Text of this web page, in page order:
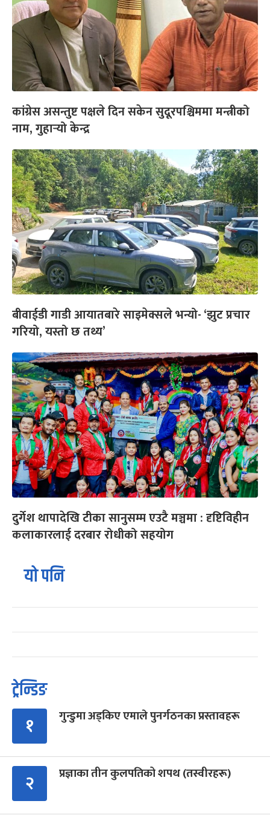
कांग्रेस असन्तुष्ट पक्षले दिन सकेन सुदूरपश्चिममा मन्त्रीको
नाम, गुहार्‍यो केन्द्र
बीवाईडी गाडी आयातबारे साइमेक्सले भन्यो- ‘झुट प्रचार
गरियो, यस्तो छ तथ्य’
दुर्गेश थापादेखि टीका सानुसम्म एउटै मञ्चमा : दृष्टिविहीन
कलाकारलाई दरबार रोधीको सहयोग
यो पनि
ट्रेन्डिङ
१ गुन्डुमा अड्किए एमाले पुनर्गठनका प्रस्तावहरू
२ प्रज्ञाका तीन कुलपतिको शपथ (तस्वीरहरू)